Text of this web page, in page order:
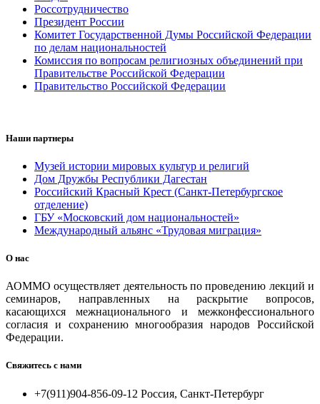
Россотрудничество
Президент России
Комитет Государственной Думы Российской Федерации
по делам национальностей
Комиссия по вопросам религиозных объединений при
Правительстве Российской Федерации
Правительство Российской Федерации
Наши партнеры
Музей истории мировых культур и религий
Дом Дружбы Республики Дагестан
Российский Красный Крест (Санкт-Петербургское
отделение)
ГБУ «Московский дом национальностей»
Международный альянс «Трудовая миграция»
О нас
АОММО осуществляет деятельность по проведению лекций и
семинаров, направленных на раскрытие вопросов,
касающихся межнационального и межконфессионального
согласия и сохранению многообразия народов Российской
Федерации.
Свяжитесь с нами
+7(911)904-856-09-12 Россия, Санкт-Петербург